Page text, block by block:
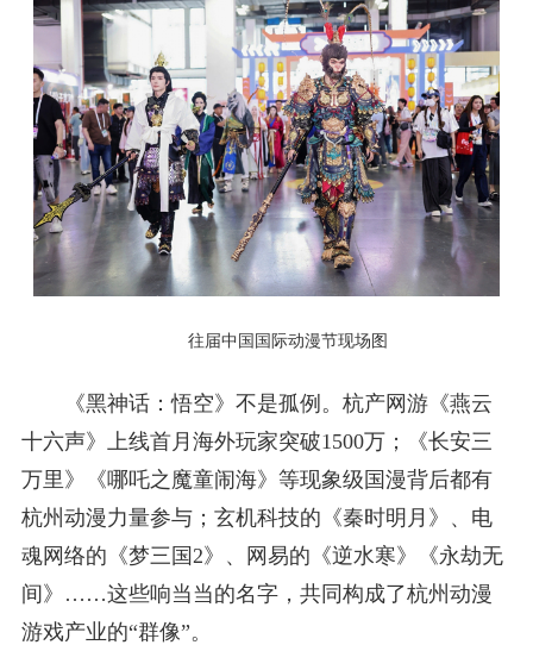
往届中国国际动漫节现场图
《黑神话：悟空》不是孤例。杭产网游《燕云
十六声》上线首月海外玩家突破1500万；《长安三
万里》《哪吒之魔童闹海》等现象级国漫背后都有
杭州动漫力量参与；玄机科技的《秦时明月》、电
魂网络的《梦三国2》、网易的《逆水寒》《永劫无
间》……这些响当当的名字，共同构成了杭州动漫
游戏产业的“群像”。